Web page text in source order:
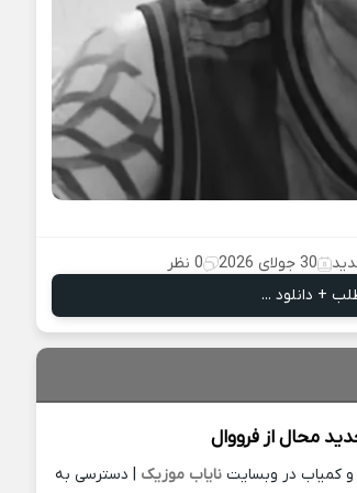
30 جولای 2026
0 نظر
+ دانلود ...
محال ازفرووال
و کمیاب در وبسایتنایاب موزیک | دسترسی به